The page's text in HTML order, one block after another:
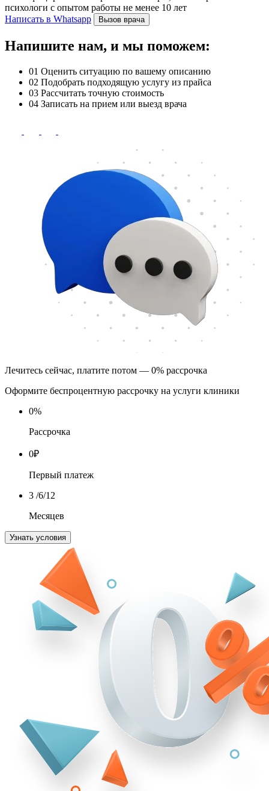
психологи с опытом работы не менее 10 лет
Написать в Whatsapp
Вызов врача
Напишите нам, и мы поможем:
01 Оценить ситуацию по вашему описанию
02 Подобрать подходящую услугу из прайса
03 Рассчитать точную стоимость
04 Записать на прием или выезд врача
Лечитесь сейчас, платите потом — 0% рассрочка
Оформите беспроцентную рассрочку на услуги клиники
0%
Рассрочка
0₽
Первый платеж
3 /6/12
Месяцев
Узнать условия